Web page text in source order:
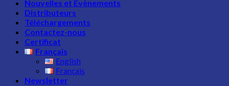
Nouvelles et Evènements
Distributeurs
Téléchargements
Contactez-nous
Certificat
Français
English
Français
Newsletter